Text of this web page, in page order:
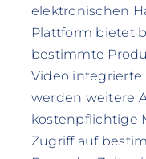
elektronischen
Plattform bietet
bestimmte
Video integrierte
werden weitere
kostenpflichtige
Zugriff auf